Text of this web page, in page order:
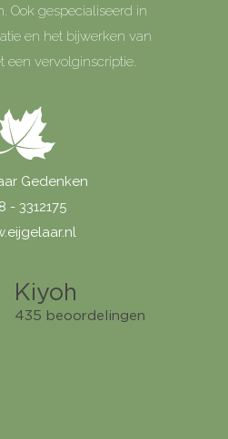
Ook gespecialiseerd in
en het bijwerken van
een vervolginscriptie.
Gedenken
- 3312175